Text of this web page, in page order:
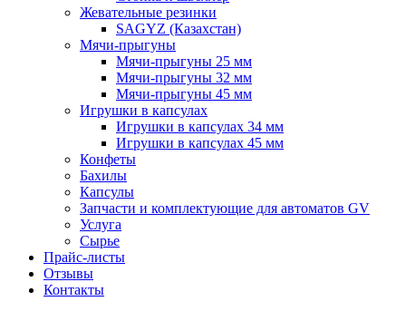
Жевательные резинки
SAGYZ (Казахстан)
Мячи-прыгуны
Мячи-прыгуны 25 мм
Мячи-прыгуны 32 мм
Мячи-прыгуны 45 мм
Игрушки в капсулах
Игрушки в капсулах 34 мм
Игрушки в капсулах 45 мм
Конфеты
Бахилы
Капсулы
Запчасти и комплектующие для автоматов GV
Услуга
Сырье
Прайс-листы
Отзывы
Контакты